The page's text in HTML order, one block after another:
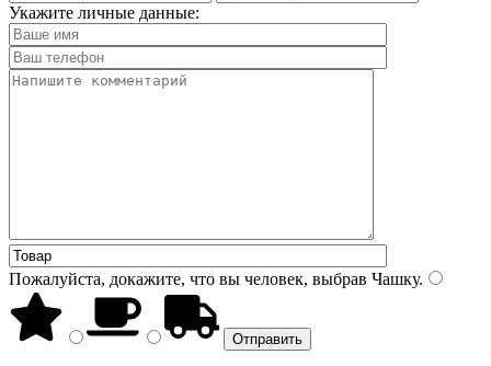
Укажите личные данные:
Пожалуйста, докажите, что вы человек, выбрав Чашку.